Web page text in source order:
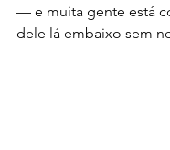
— e muita gente está
dele lá embaixo sem